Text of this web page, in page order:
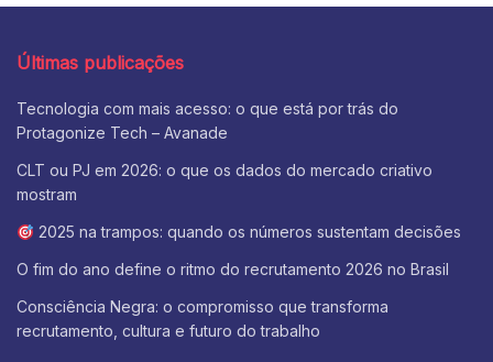
Últimas publicações
Tecnologia com mais acesso: o que está por trás do
Protagonize Tech – Avanade
CLT ou PJ em 2026: o que os dados do mercado criativo
mostram
2025 na trampos: quando os números sustentam decisões
O fim do ano define o ritmo do recrutamento 2026 no Brasil
Consciência Negra: o compromisso que transforma
recrutamento, cultura e futuro do trabalho